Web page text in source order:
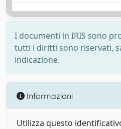
I documenti in IRIS sono
tutti i diritti sono riservati,
indicazione.
Informazioni
Utilizza questo